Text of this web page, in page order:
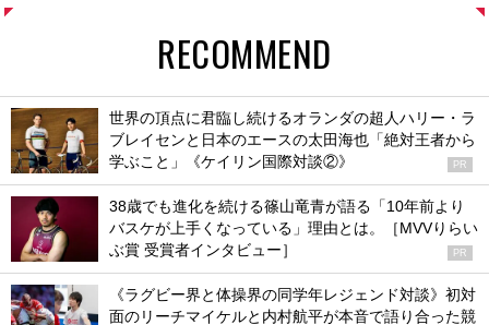
RECOMMEND
世界の頂点に君臨し続けるオランダの超人ハリー・ラ
ブレイセンと日本のエースの太田海也「絶対王者から
学ぶこと」《ケイリン国際対談②》
PR
38歳でも進化を続ける篠山竜青が語る「10年前より
バスケが上手くなっている」理由とは。［MVVりらい
ぶ賞 受賞者インタビュー］
PR
《ラグビー界と体操界の同学年レジェンド対談》初対
面のリーチマイケルと内村航平が本音で語り合った競